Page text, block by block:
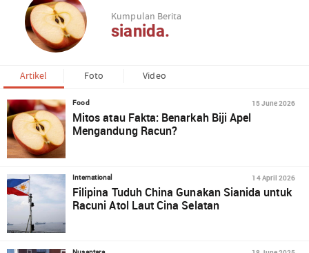
Kumpulan Berita
sianida.
Artikel Foto Video
Food 15 June 2026
Mitos atau Fakta: Benarkah Biji Apel
Mengandung Racun?
International 14 April 2026
Filipina Tuduh China Gunakan Sianida untuk
Racuni Atol Laut Cina Selatan